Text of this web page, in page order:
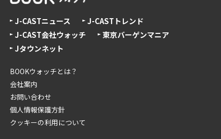
J-CASTニュース
J-CASTトレンド
J-CAST会社ウォッチ
東京バーゲンマニア
Jタウンネット
BOOKウォッチとは？
会社案内
お問い合わせ
個人情報保護方針
クッキーの利用について